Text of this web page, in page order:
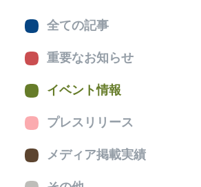
全ての記事
重要なお知らせ
イベント情報
プレスリリース
メディア掲載実績